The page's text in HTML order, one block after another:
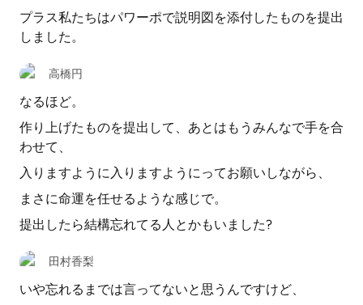
プラス私たちはパワーポで説明図を添付したものを提出
しました。
高橋円
なるほど。
作り上げたものを提出して、あとはもうみんなで手を合
わせて、
入りますように入りますようにってお願いしながら、
まさに命運を任せるような感じで。
提出したら結構忘れてる人とかもいました?
田村香梨
いや忘れるまでは言ってないと思うんですけど、